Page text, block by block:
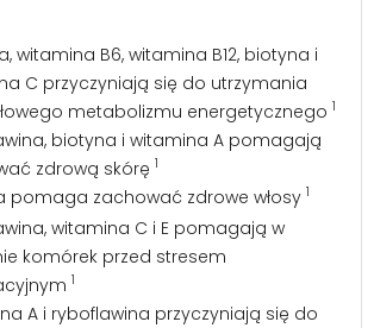
witamina B6, witamina B12, biotyna i
C przyczyniają się do utrzymania
metabolizmu energetycznego 1
biotyna i witamina A pomagają
zdrową skórę 1
pomaga zachować zdrowe włosy 1
witamina C i E pomagają w
komórek przed stresem
1
A i ryboflawina przyczyniają się do